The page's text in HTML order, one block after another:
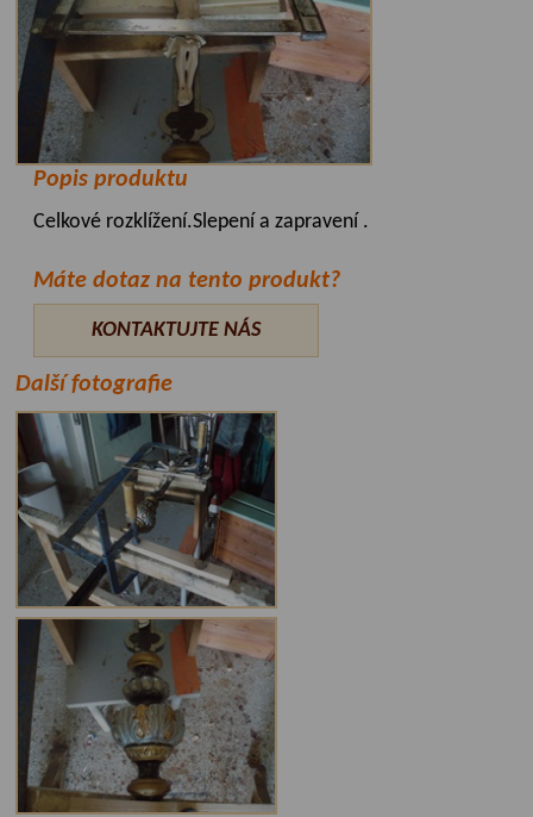
Popis produktu
Celkové rozklížení.Slepení a zapravení .
Máte dotaz na tento produkt?
KONTAKTUJTE NÁS
Další fotografie